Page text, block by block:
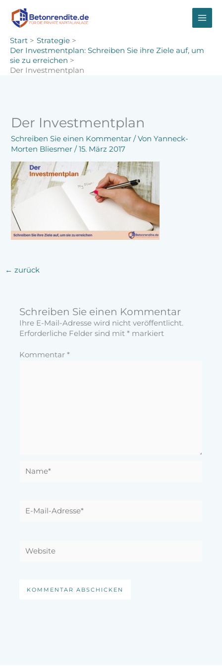
Inhalt
springen
Start
Strategie
Der Investmentplan: Schreiben Sie ihre Ziele auf, um
sie zu erreichen
Der Investmentplan
Der Investmentplan
Schreiben Sie einen Kommentar / VonYanneck-
Morten Bliesmer/15. März 2017
← zurück
Schreiben Sie einen Kommentar
Ihre E-Mail-Adresse wird nicht veröffentlicht.
Erforderliche Felder sind mit* markiert
Kommentar*
Mail-